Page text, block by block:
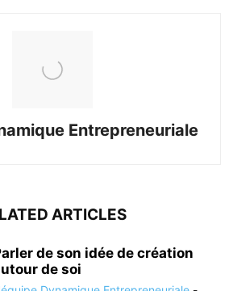
Entrepreneuriale
ARTICLES
de son idée de création
de soi